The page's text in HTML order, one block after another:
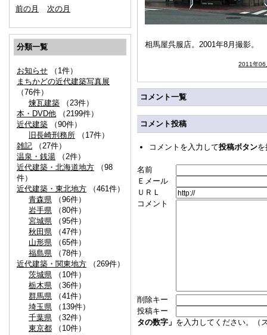
前の月
次の月
分類一覧
お知らせ （1件）
まちかどの近代建築写真展
（76件）
煉瓦建築 （23件）
本・DVD他 （2199件）
近代建築 （90件）
旧長崎刑務所 （17件）
雑記 （27件）
温泉・銭湯 （2件）
近代建築・北海道地方 （98
件）
近代建築・東北地方 （461件）
青森県 （96件）
岩手県 （80件）
宮城県 （95件）
秋田県 （47件）
山形県 （65件）
福島県 （78件）
近代建築・関東地方 （269件）
茨城県 （10件）
栃木県 （36件）
群馬県 （41件）
埼玉県 （139件）
千葉県 （32件）
東京都 （10件）
相馬屋呉服店。2001年8月撮影。
2011年06
コメント一覧
コメント投稿
コメントを入力して投稿ボタン
名前
Ｅメール
ＵＲＬ
コメント
削除キー
投稿キー
タの数字」 を入力してください。（